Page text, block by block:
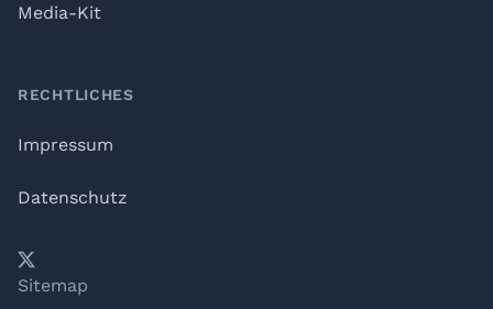
Media-Kit
RECHTLICHES
Impressum
Datenschutz
YouTube
𝕏LinkedIn
Telegram
Sitemap